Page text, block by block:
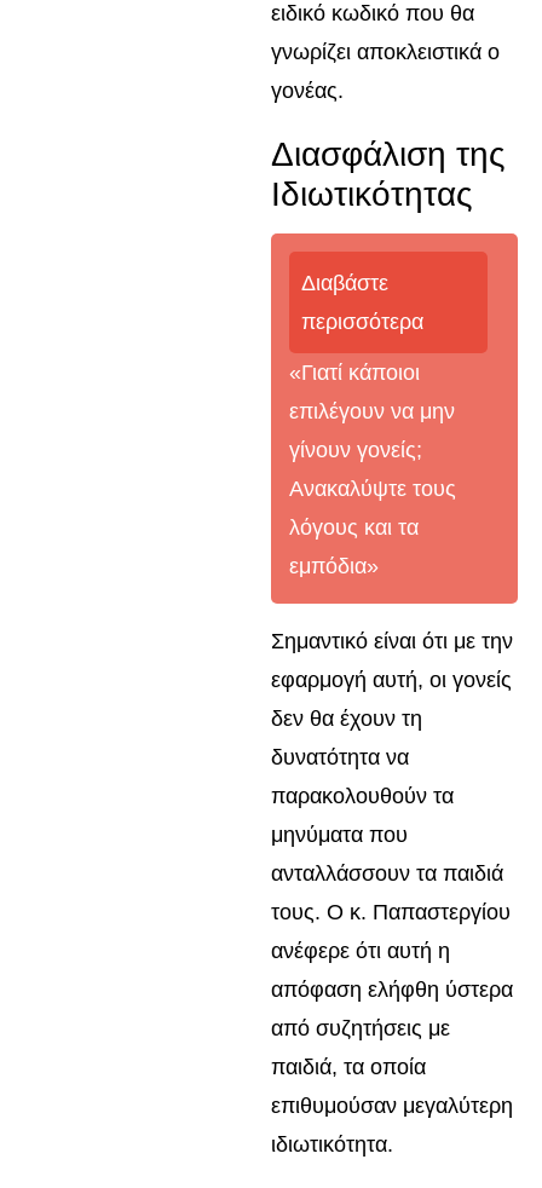
ειδικό κωδικό που θα
γνωρίζει αποκλειστικά ο
γονέας.
Διασφάλιση της
Ιδιωτικότητας
Διαβάστε
περισσότερα
«Γιατί κάποιοι
επιλέγουν να μην
γίνουν γονείς;
Ανακαλύψτε τους
λόγους και τα
εμπόδια»
Σημαντικό είναι ότι με την
εφαρμογή αυτή, οι γονείς
δεν θα έχουν τη
δυνατότητα να
παρακολουθούν τα
μηνύματα που
ανταλλάσσουν τα παιδιά
τους. Ο κ. Παπαστεργίου
ανέφερε ότι αυτή η
απόφαση ελήφθη ύστερα
από συζητήσεις με
παιδιά, τα οποία
επιθυμούσαν μεγαλύτερη
ιδιωτικότητα.